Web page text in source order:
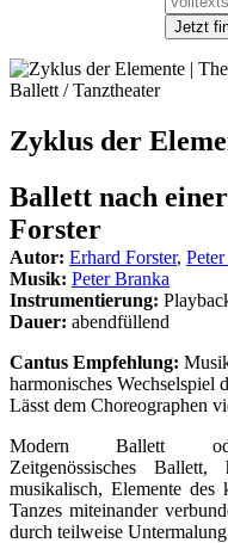
Jetzt
Ballett / Tanztheater
Zyklus der
Ballett nach
Forster
Autor: Erhard Forster,
Musik: Peter Branka
Instrumentierung:
Dauer: abendfüllend
Cantus Empfehlung:
harmonisches Wechselspiel
Lässt dem Choreographen
Modern Ballett
Zeitgenössisches Ballett,
musikalisch, Elemente des
Tanzes miteinander
durch teilweise